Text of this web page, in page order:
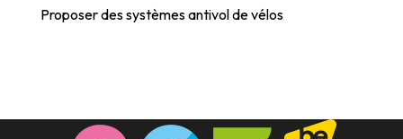
Proposer des systèmes antivol de vélos